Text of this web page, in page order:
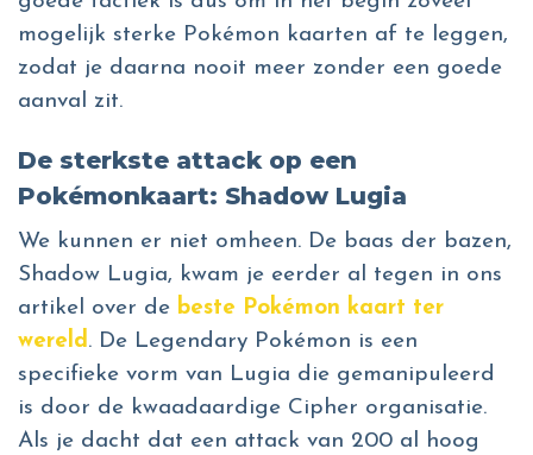
mogelijk sterke Pokémon kaarten af te leggen,
zodat je daarna nooit meer zonder een goede
aanval zit.
De sterkste attack op een
Pokémonkaart: Shadow Lugia
We kunnen er niet omheen. De baas der bazen,
Shadow Lugia, kwam je eerder al tegen in ons
artikel over de beste Pokémon kaart ter
wereld. De Legendary Pokémon is een
specifieke vorm van Lugia die gemanipuleerd
is door de kwaadaardige Cipher organisatie.
Als je dacht dat een attack van 200 al hoog